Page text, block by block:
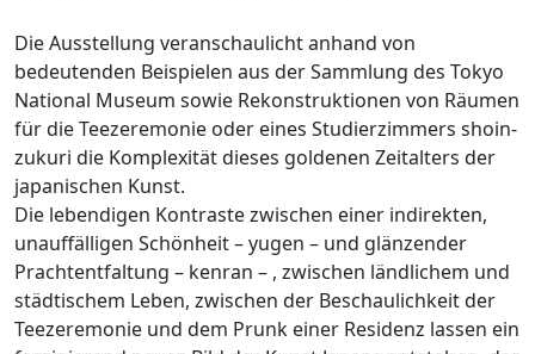
Die Ausstellung veranschaulicht anhand von
bedeutenden Beispielen aus der Sammlung des Tokyo
National Museum sowie Rekonstruktionen von Räumen
für die Teezeremonie oder eines Studierzimmers shoin-
zukuri die Komplexität dieses goldenen Zeitalters der
japanischen Kunst.
Die lebendigen Kontraste zwischen einer indirekten,
unauffälligen Schönheit – yugen – und glänzender
Prachtentfaltung – kenran – , zwischen ländlichem und
städtischem Leben, zwischen der Beschaulichkeit der
Teezeremonie und dem Prunk einer Residenz lassen ein